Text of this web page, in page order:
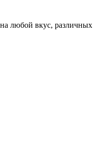
любой вкус, различных